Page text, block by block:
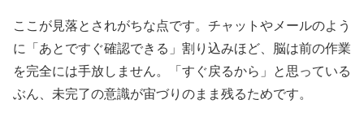
ここが見落とされがちな点です。チャットやメールのよう
に「あとですぐ確認できる」割り込みほど、脳は前の作業
を完全には手放しません。「すぐ戻るから」と思っている
ぶん、未完了の意識が宙づりのまま残るためです。